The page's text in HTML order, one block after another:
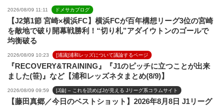
2026/08/09 11:11 ドメサカブログ
【J2第1節 宮崎×横浜FC】横浜FCが百年構想リーグ3位の宮崎
を敵地で破り開幕戦勝利！“切り札”アダイウトンのゴールで
均衡破る
2026/08/09 10:23 [浦議]浦和レッズについて議論するページ
『RECOVERY&TRAINING』『J1のピッチに立つことが出来
ました(笹)』など【浦和レッズネタまとめ(8/9)】
2026/08/09 09:59 [J論] – これを読めばJが見える Jリーグ系コラムサイト
【藤田真郷／今日のベストショット】2026年8月8日 J1リーグ